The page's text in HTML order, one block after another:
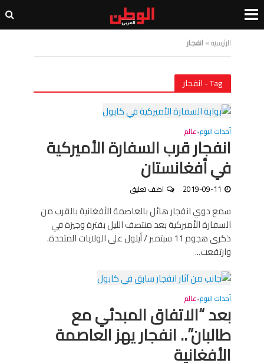
الرئيسية»انفجار
Tag - انفجار
أحداث اليوم•عالم
انفجار قرب السفارة الأميركية
في أفغانستان
2019-09-11 اضف تعليق
سمع دوي انفجار هائل بالعاصمة الأفغانية بالقرب من
السفارة الأميركية بعد منتصف الليل بفترة وجيزة في
ذكرى هجوم 11 سبتمبر / أيلول على الولايات المتحدة.
وارتفعت...
أحداث اليوم•عالم
بعد “الاتفاق المبدئي مع
طالبان”.. انفجار يهز العاصمة
الأفغانية